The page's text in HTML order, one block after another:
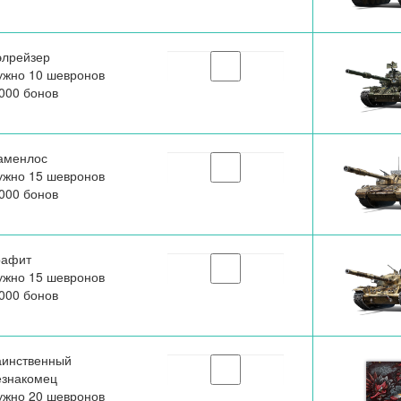
10 шевронов
бонов
15 шевронов
бонов
15 шевронов
бонов
20 шевронов